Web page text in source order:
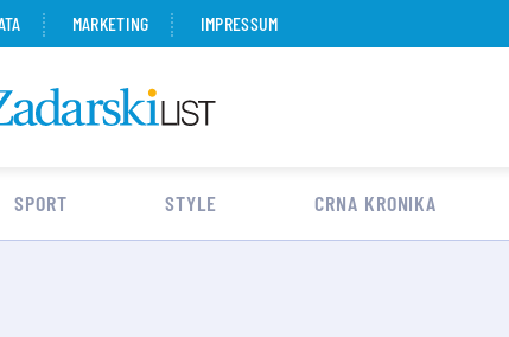
MARKETING IMPRESSUM
SPORT STYLE CRNA KRONIKA